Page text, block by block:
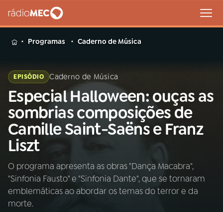
MENU
Buscar
na
Rádio
MEC
Buscar
01INÍCIO
Programas Caderno de Música
EPISÓDIO Caderno de Música
Especial Halloween: ouças as
sombrias composições de
Camille Saint-Saëns e Franz
Liszt
O programa apresenta as obras "Dança Macabra",
"Sinfonia Fausto" e "Sinfonia Dante", que se tornaram
emblemáticas ao abordar os temas do terror e da
morte.